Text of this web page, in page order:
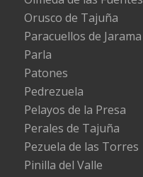
Orusco de Tajuña
Paracuellos de Jarama
Parla
Patones
Pedrezuela
Pelayos de la Presa
Perales de Tajuña
Pezuela de las Torres
Pinilla del Valle